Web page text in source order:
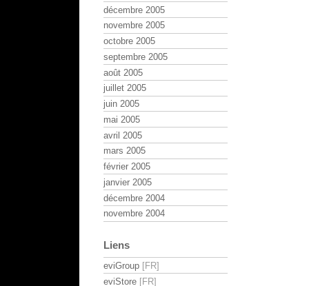
décembre 2005
novembre 2005
octobre 2005
septembre 2005
août 2005
juillet 2005
juin 2005
mai 2005
avril 2005
mars 2005
février 2005
janvier 2005
décembre 2004
novembre 2004
Liens
eviGroup
eviStore